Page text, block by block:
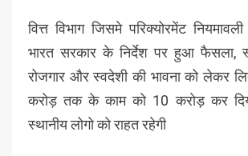
वित्त विभाग जिसमे परिक्योरमेंट
भारत सरकार के निर्देश पर हुआ फैसला,
रोजगार और स्वदेशी की भावना को लेकर
करोड़ तक के काम को 10 करोड़ कर
स्थानीय लोगो को राहत रहेगी